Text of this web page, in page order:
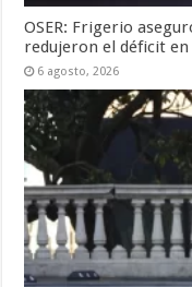
OSER: Frigerio
redujeron el déficit en
6 agosto, 2026